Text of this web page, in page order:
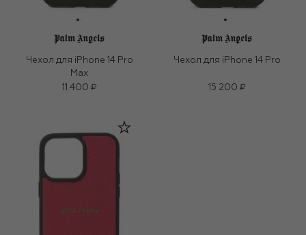
Чехол для iPhone 14 Pro
Max
11 400 ₽
Чехол для iPhone 14 Pro
15 200 ₽